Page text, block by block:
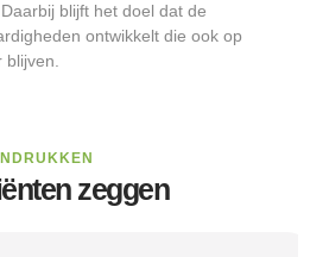
blijft het doel dat de
ontwikkelt die ook op
blijven.
INDRUKKEN
zeggen